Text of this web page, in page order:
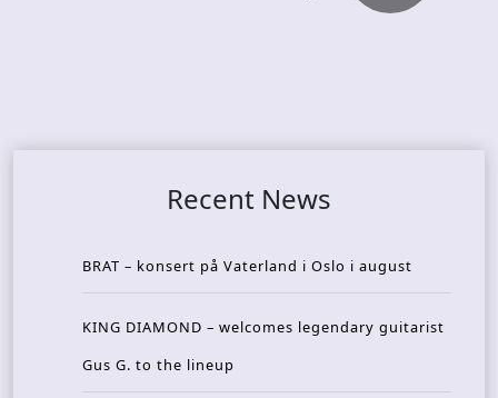
Recent News
BRAT – konsert på Vaterland i Oslo i august
KING DIAMOND – welcomes legendary guitarist
Gus G. to the lineup